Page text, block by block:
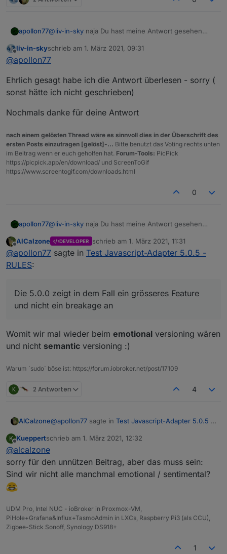
apollon77@liv-in-sky naja Du hast meine Antwort gesehen
Aber gern nochmal zusammengefasst:
ende nur zwei neue Funktionen hinzugefügt. Der
Rest ist ausschliesslich der Rules-Editor im Frontend.
Ich sehe das Risiko das Skripte nicht mehr tun als
mega low ...
Die 5.0.0 zeigt in dem Fall ein grösseres Feature und
Offline
liv-in-skyschrieb am 1. März 2021, 09:31
zuletzt editiert von
@apollon77
Ehrlich gesagt habe ich die Antwort überlesen - sorry (
sonst hätte ich nicht geschrieben)
Nochmals danke für deine Antwort
nach einem gelösten Thread wäre es sinnvoll dies in der Überschrift des
ersten Posts einzutragen [gelöst]-... Bitte benutzt das Voting rechts unten
im Beitrag wenn er euch geholfen hat. Forum-Tools: PicPick
https://picpick.app/en/download/ und ScreenToGif
https://www.screentogif.com/downloads.html
0
apollon77@liv-in-sky naja Du hast meine Antwort gesehen
Aber gern nochmal zusammengefasst:
mega low ...
Die 5.0.0 zeigt in dem Fall ein grösseres Feature und
nicht ein breakage an :-)
Offline
AlCalzone DEVELOPER schrieb am 1. März 2021, 11:31
zuletzt editiert von
@apollon77 sagte in Test Javascript-Adapter 5.0.5 -
RULES:
Die 5.0.0 zeigt in dem Fall ein grösseres Feature
und nicht ein breakage an
Womit wir mal wieder beim emotional versioning wären
und nicht semantic versioning :)
Warum `sudo` böse ist: https://forum.iobroker.net/post/17109
K 2 Antworten 4
AlCalzone@apollon77 sagte in Test Javascript-Adapter 5.0.5 -
Feature und nicht ein breakage an
Womit wir mal wieder beimemotionalversioning
wären und nichtsemanticversioning :)
K
Offline
Kueppertschrieb am 1. März 2021, 12:32
zuletzt editiert von
@alcalzone
sorry für den unnützen Beitrag, aber das muss sein:
Sind wir nicht alle manchmal emotional / sentimental?
UDM Pro, Intel NUC - ioBroker in Proxmox-VM,
PiHole+Grafana&Influx+TasmoAdmin in LXCs, Raspberry Pi3 (als CCU),
Zigbee-Stick Sonoff, Synology DS918+
1